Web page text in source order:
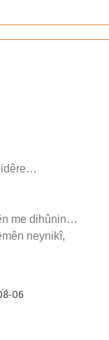
me dihûnin…
neynikî,
06